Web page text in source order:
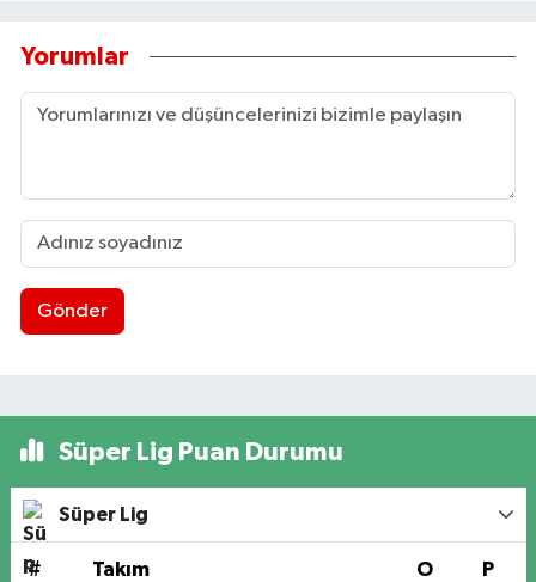
Yorumlar
Gönder
Süper Lig Puan Durumu
Süper Lig
# Takım O P